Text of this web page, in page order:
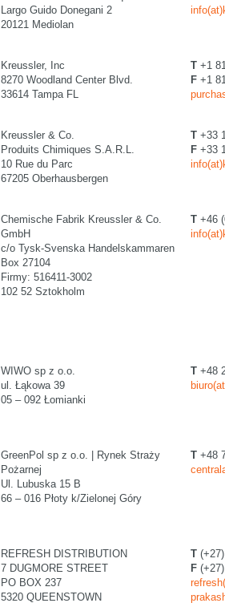
Largo Guido Donegani 2
20121 Mediolan
Kreussler, Inc
8270 Woodland Center Blvd.
33614 Tampa FL
T +1
F +1
Kreussler & Co.
Produits Chimiques S.A.R.L.
10 Rue du Parc
67205 Oberhausbergen
T +33
F +33
Chemische Fabrik Kreussler & Co.
GmbH
c/o Tysk-Svenska Handelskammaren
Box 27104
Firmy: 516411-3002
102 52 Sztokholm
T +46
WIWO sp z o.o.
ul. Łąkowa 39
05 – 092 Łomianki
T +48
GreenPol sp z o.o. | Rynek Straży
Pożarnej
Ul. Lubuska 15 B
66 – 016 Płoty k/Zielonej Góry
T +48
REFRESH DISTRIBUTION
7 DUGMORE STREET
PO BOX 237
5320 QUEENSTOWN
T
F